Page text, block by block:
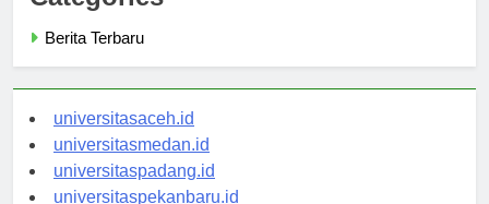
Categories
universitasaceh.id
universitasmedan.id
universitaspadang.id